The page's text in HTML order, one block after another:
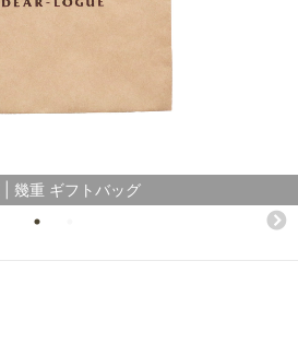
| 幾重 ギフトバッグ